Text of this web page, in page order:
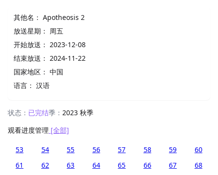
其他名： Apotheosis 2
放送星期：
周五
开始放送： 2023-12-08
结束放送： 2024-11-22
国家地区： 中国
语言： 汉语
状态： 已完结季： 2023 秋季
观看进度管理 [全部]
53 54 55 56 57 58 59
60
61
62 63 64 65 66 67
68